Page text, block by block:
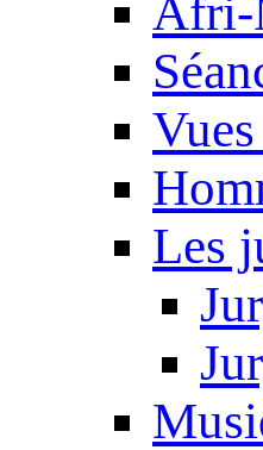
Afri-
Les